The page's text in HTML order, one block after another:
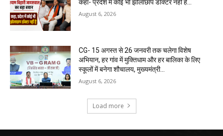
कहा- प्रदेश में कोई भी झोलाछाप डॉक्टर नहीं है…
August 6, 2026
CG- 15 अगस्त से 26 जनवरी तक चलेगा विशेष
अभियान, हर गांव में मुक्तिधाम और हर बालिका के लिए
स्कूलों में बनेगा शौचालय, मुख्यमंत्री...
August 6, 2026
Load more